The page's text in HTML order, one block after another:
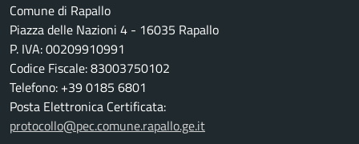
Comune di Rapallo
Piazza delle Nazioni 4 - 16035 Rapallo
P. IVA: 00209910991
Codice Fiscale: 83003750102
Telefono: +39 0185 6801
Posta Elettronica Certificata:
protocollo@pec.comune.rapallo.ge.it